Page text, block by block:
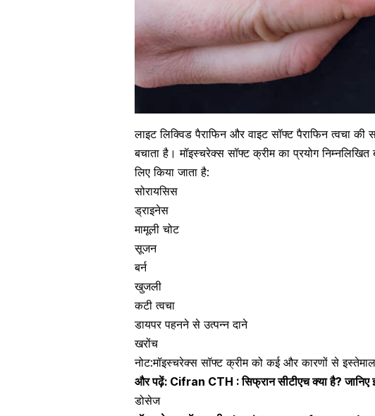
लाइट लिक्विड पैराफिनऔरवाइट सॉफ्ट पैराफिनत्वचा की
बचाता है।मॉइस्चरेक्स सॉफ्ट क्रीम का प्रयोग
लिए किया जाता है:
सोरायसिस
ड्राइनेस
मामूली चोट
सूजन
बर्न
खुजली
कटी त्वचा
डायपरपहनने से उत्पन्न दाने
खरोंच
नोट:मॉइस्चरेक्स सॉफ्ट क्रीम को कई और कारणों से
और पढ़ें: Cifran CTH : सिफ्रान सीटीएच क्या है?
डोसेज